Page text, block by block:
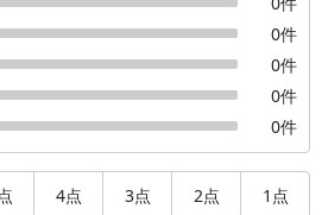
0件
0件
0件
0件
4点 3点 2点 1 点